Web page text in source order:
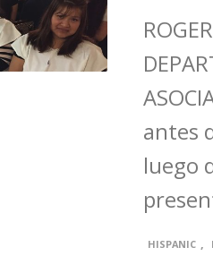
antes
luego
HISPANIC ,